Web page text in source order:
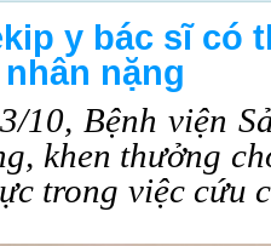
y bác sĩ có
nặng
10, Bệnh viện
khen thưởng
trong việc cứu